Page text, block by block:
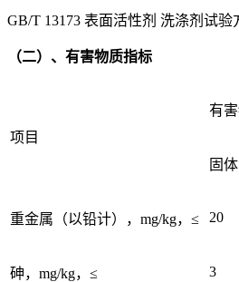
GB/T 13173 表面活性剂 洗涤剂试验
（二）、有害物质指标
项目
有
固
重金属（以铅计），mg/kg，≤ 20
砷，mg/kg，≤ 3